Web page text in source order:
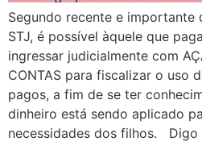
Segundo recente e importante
STJ, é possível àquele que
ingressar judicialmente com
CONTAS para fiscalizar o uso
pagos, a fim de se ter
dinheiro está sendo aplicado
necessidades dos filhos.